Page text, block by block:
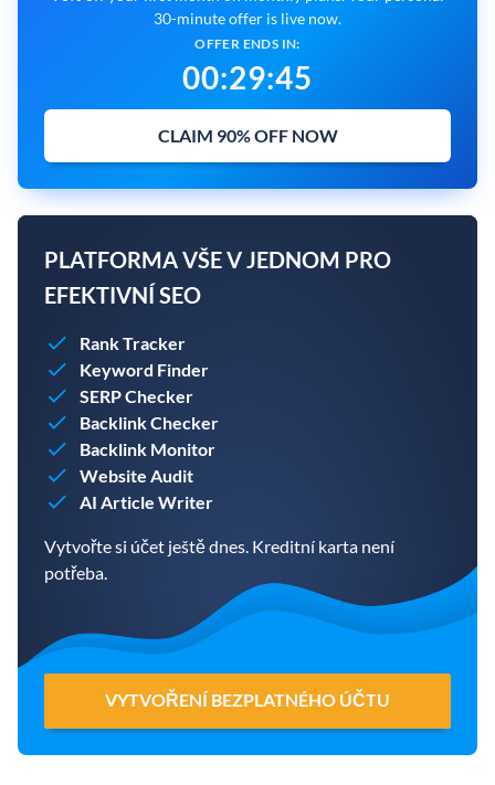
30-minute offer is live now.
OFFER ENDS IN:
00:29:43
CLAIM 90% OFF NOW
PLATFORMA VŠE V JEDNOM PRO
EFEKTIVNÍ SEO
Rank Tracker
Keyword Finder
SERP Checker
Backlink Checker
Backlink Monitor
Website Audit
AI Article Writer
Vytvořte si účet ještě dnes. Kreditní karta není
potřeba.
VYTVOŘENÍ BEZPLATNÉHO ÚČTU